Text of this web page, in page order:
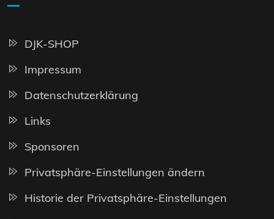
DJK-SHOP
Impressum
Datenschutzerklärung
Links
Sponsoren
Privatsphäre-Einstellungen ändern
Historie der Privatsphäre-Einstellungen